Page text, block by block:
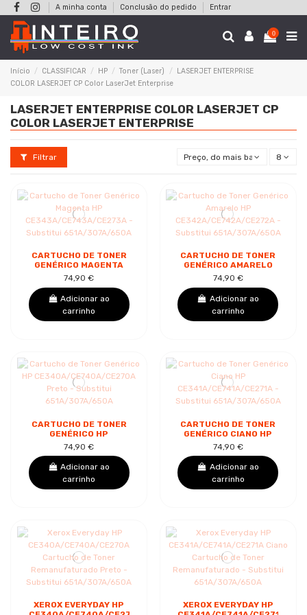
A minha conta Conclusão do pedido Entrar
0
Início CLASSIFICAR HP Toner (Laser)
LASERJET ENTERPRISE
COLOR LASERJET CP Color LaserJet Enterprise
LASERJET ENTERPRISE COLOR LASERJET CP
COLOR LASERJET ENTERPRISE
Filtrar Preço, do mais baixo ao mais
8
CARTUCHO DE TONER
GENÉRICO MAGENTA
HP
CE343A/CE743A/CE273A
- SUBSTITUI
651A/307A/650A
74,90 €
Adicionar ao
carrinho
CARTUCHO DE TONER
GENÉRICO AMARELO
HP
CE342A/CE742A/CE272A
- SUBSTITUI
651A/307A/650A
74,90 €
Adicionar ao
carrinho
CARTUCHO DE TONER
GENÉRICO HP
CE340A/CE740A/CE270A
PRETO - SUBSTITUI
651A/307A/650A
74,90 €
Adicionar ao
carrinho
CARTUCHO DE TONER
GENÉRICO CIANO HP
CE341A/CE741A/CE271A
- SUBSTITUI
651A/307A/650A
74,90 €
Adicionar ao
carrinho
XEROX EVERYDAY HP
XEROX EVERYDAY HP